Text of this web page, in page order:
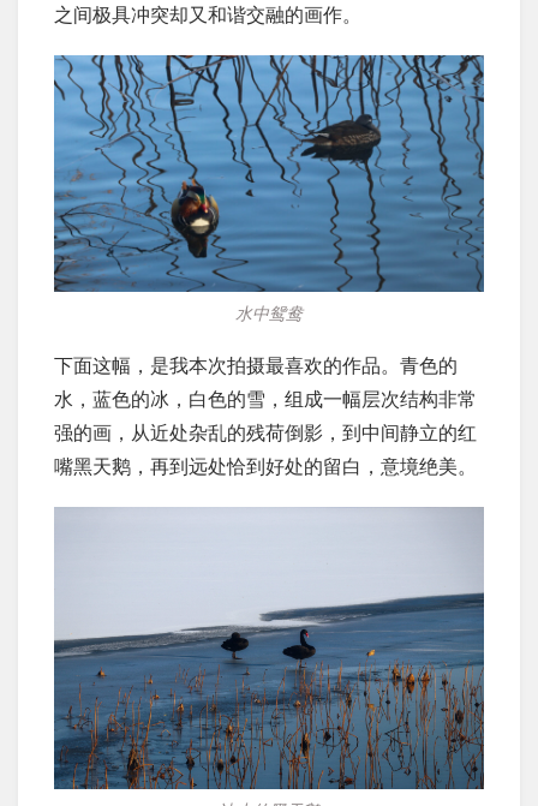
之间极具冲突却又和谐交融的画作。
水中鸳鸯
下面这幅，是我本次拍摄最喜欢的作品。青色的
水，蓝色的冰，白色的雪，组成一幅层次结构非常
强的画，从近处杂乱的残荷倒影，到中间静立的红
嘴黑天鹅，再到远处恰到好处的留白，意境绝美。